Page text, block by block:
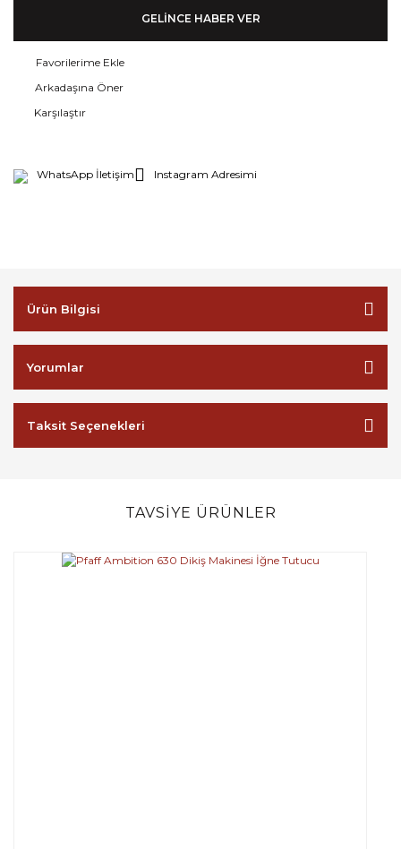
GELİNCE HABER VER
Arkadaşına Öner
Karşılaştır
WhatsApp İletişim Instagram Adresimi
Ürün Bilgisi
Yorumlar
Taksit Seçenekleri
TAVSİYE ÜRÜNLER